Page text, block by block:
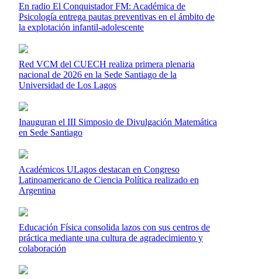
En radio El Conquistador FM: Académica de
Psicología entrega pautas preventivas en el ámbito de
la explotación infantil-adolescente
Red VCM del CUECH realiza primera plenaria
nacional de 2026 en la Sede Santiago de la
Universidad de Los Lagos
Inauguran el III Simposio de Divulgación Matemática
en Sede Santiago
Académicos ULagos destacan en Congreso
Latinoamericano de Ciencia Política realizado en
Argentina
Educación Física consolida lazos con sus centros de
práctica mediante una cultura de agradecimiento y
colaboración